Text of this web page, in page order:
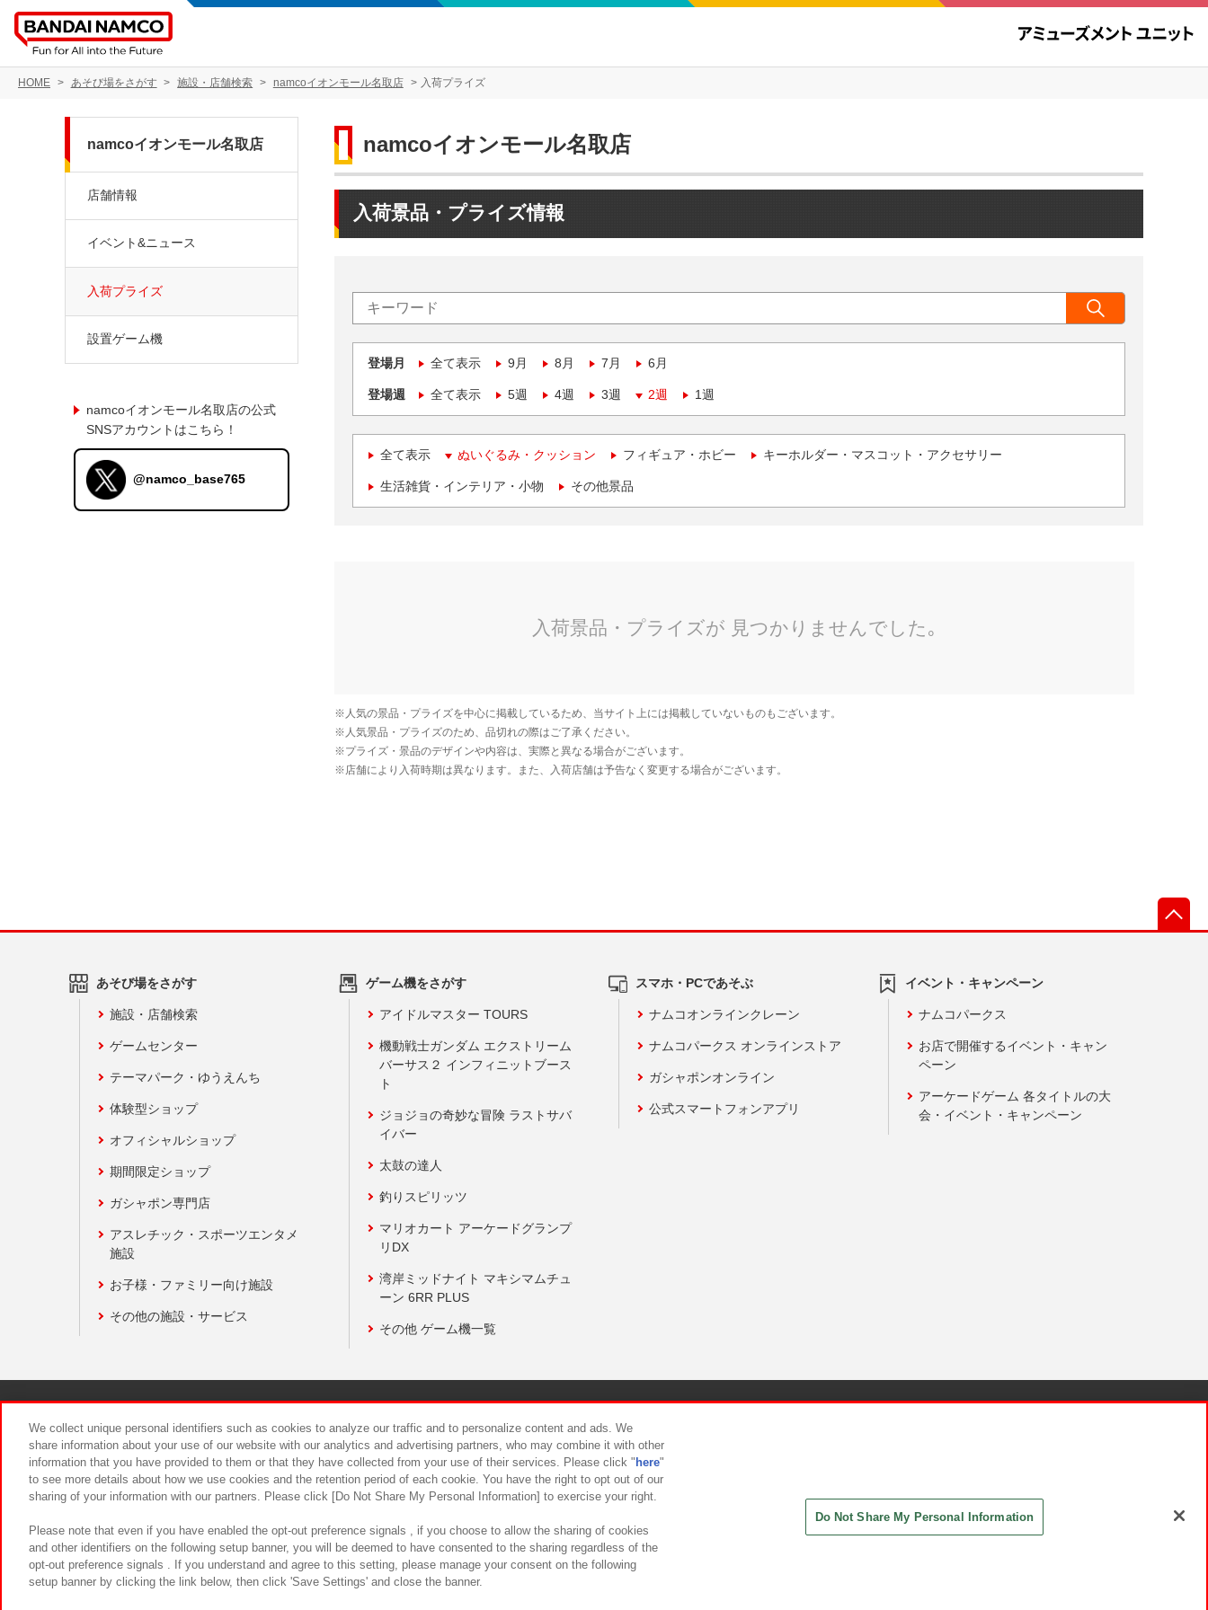
HOME あそび場をさがす 施設・店舗検索 namcoイオンモール名取店 入荷プライズ
namcoイオンモール名取店
入荷景品・プライズ情報
登場月 全て表示 9月 8月 7月 6月
登場週 全て表示 5週 4週 3週 2週 1週
全て表示 ぬいぐるみ・クッション フィギュア・ホビー キーホルダー・マスコット・アクセサリー
生活雑貨・インテリア・小物 その他景品
namcoイオンモール名取店
店舗情報
イベント&ニュース
入荷プライズ
設置ゲーム機
namcoイオンモール名取店の公式
SNSアカウントはこちら！
@namco_base765
あそび場をさがす
施設・店舗検索
ゲームセンター
テーマパーク・ゆうえんち
体験型ショップ
オフィシャルショップ
期間限定ショップ
ガシャポン専門店
アスレチック・スポーツエンタメ
施設
お子様・ファミリー向け施設
その他の施設・サービス
ゲーム機をさがす
アイドルマスター TOURS
機動戦士ガンダム エクストリーム
バーサス２ インフィニットブース
ト
ジョジョの奇妙な冒険 ラストサバ
イバー
太鼓の達人
釣りスピリッツ
マリオカート アーケードグランプ
リDX
湾岸ミッドナイト マキシマムチュ
ーン 6RR PLUS
その他 ゲーム機一覧
スマホ・PCであそぶ
ナムコオンラインクレーン
ナムコパークス オンラインストア
ガシャポンオンライン
公式スマートフォンアプリ
イベント・キャンペーン
ナムコパークス
お店で開催するイベント・キャン
ペーン
アーケードゲーム 各タイトルの大
会・イベント・キャンペーン
食品のご提供について カスタマーハラスメント対応方針
We collect unique personal identifiers such as cookies to analyze our traffic and to personalize content and ads. We
share information about your use of our website with our analytics and advertising partners, who may combine it with other
information that you have provided to them or that they have collected from your use of their services. Please click " here"
to see more details about how we use cookies and the retention period of each cookie. You have the right to opt out of our
sharing of your information with our partners. Please click [Do Not Share My Personal Information] to exercise your right.
Please note that even if you have enabled the opt-out preference signals , if you choose to allow the sharing of cookies
and other identifiers on the following setup banner, you will be deemed to have consented to the sharing regardless of the
opt-out preference signals . If you understand and agree to this setting, please manage your consent on the following
setup banner by clicking the link below, then click 'Save Settings' and close the banner.
Do Not Share My Personal Information